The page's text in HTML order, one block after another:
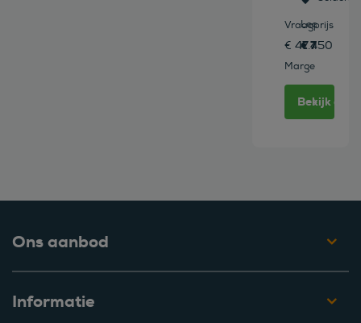
Vraagprijs
€ 47.450
Marge
Leasen
€ 777 /mnd
Bekijk
Ons aanbod
Informatie